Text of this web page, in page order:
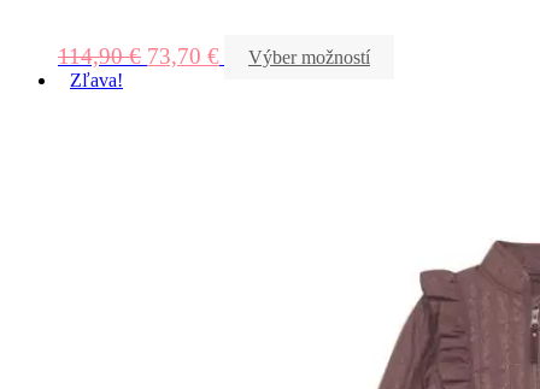
114,90€ 73,70 €
Výber možností
Zľava!